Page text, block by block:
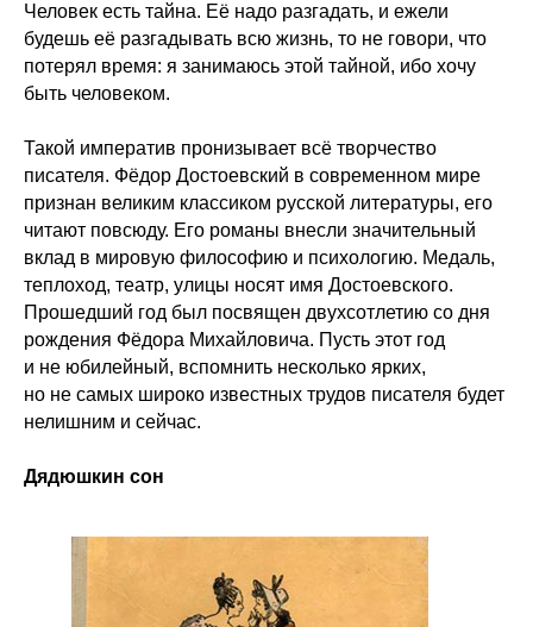
Человек есть тайна. Её надо разгадать, и ежели
будешь её разгадывать всю жизнь, то не говори, что
потерял время: я занимаюсь этой тайной, ибо хочу
быть человеком.
Такой императив пронизывает всё творчество
писателя. Фёдор Достоевский в современном мире
признан великим классиком русской литературы, его
читают повсюду. Его романы внесли значительный
вклад в мировую философию и психологию. Медаль,
теплоход, театр, улицы носят имя Достоевского.
Прошедший год был посвящен двухсотлетию со дня
рождения Фёдора Михайловича. Пусть этот год
и не юбилейный, вспомнить несколько ярких,
но не самых широко известных трудов писателя будет
нелишним и сейчас.
Дядюшкин сон